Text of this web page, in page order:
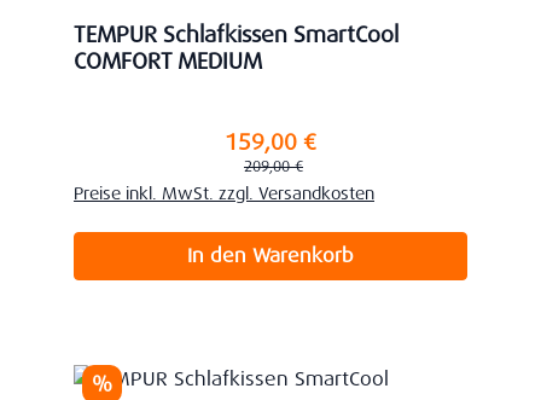
TEMPUR Schlafkissen SmartCool
COMFORT MEDIUM
159,00 €
Regulärer Preis:
209,00 €
Preise inkl. MwSt. zzgl. Versandkosten
In den Warenkorb
Rabatt
%